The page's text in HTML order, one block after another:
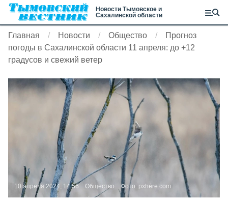
Новости Тымовское и
Сахалинской области
Главная Новости Общество
Прогноз
погоды в Сахалинской области 11 апреля: до +12
градусов и свежий ветер
10 апреля 2024, 14:56 Общество Фото: pxhere.com